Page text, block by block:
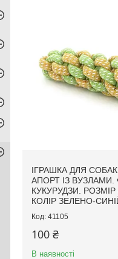
ІГРАШКА ДЛЯ
АПОРТ ІЗ
КУКУРУДЗИ. РОЗМІР
КОЛІР ЗЕЛЕНО-
41105
100 ₴
В наявності